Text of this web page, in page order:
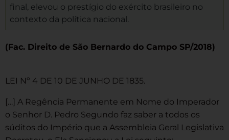
final, elevou o prestígio do exército brasileiro no
contexto da política nacional.
(Fac. Direito de São Bernardo do Campo SP/2018)
LEI Nº 4 DE 10 DE JUNHO DE 1835.
[…] A Regência Permanente em Nome do Imperador
o Senhor D. Pedro Segundo faz saber a todos os
súditos do Império que a Assembleia Geral Legislativa